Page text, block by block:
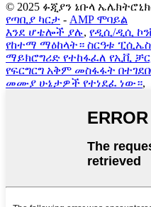
© 2025 ፉጂያን ኔቡላ
የጣቢያ ካርታ - AMP ሞባይል
እንደ ሆቴሎች ያሉ, የዲሲ/ዲሲ
የከተማ ማዕከላት። ስርዓቱ
ማይክሮግሪድ የተከፋፈለ የኢቪ
የፍርግርግ አቅም መስፋፋት
መሙያ ሁኔታዎች የተነደፈ ነው።,